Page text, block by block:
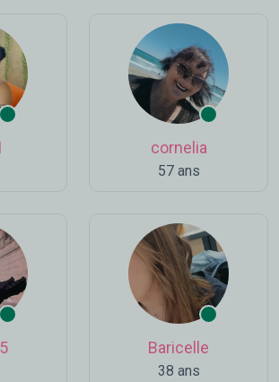
cornelia
57 ans
Baricelle
38 ans